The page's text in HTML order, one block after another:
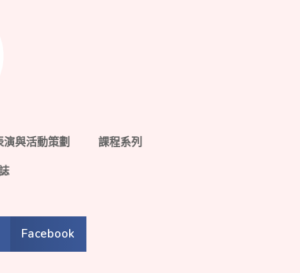
演與活動策劃 課程系列
Facebook